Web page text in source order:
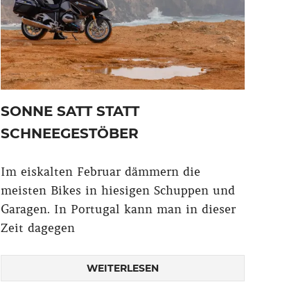
SONNE SATT STATT
SCHNEEGESTÖBER
Im eiskalten Februar dämmern die
meisten Bikes in hiesigen Schuppen und
Garagen. In Portugal kann man in dieser
Zeit dagegen
WEITERLESEN